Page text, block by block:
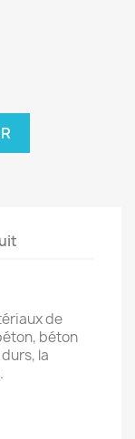
de
béton
la